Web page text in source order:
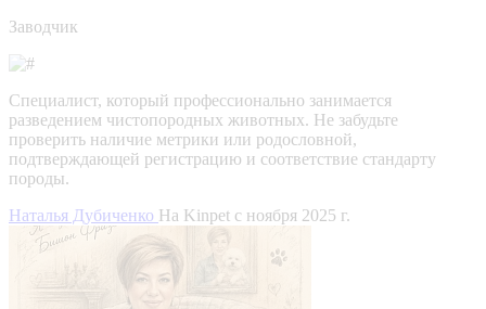
Заводчик
Специалист, который профессионально занимается
разведением чистопородных животных. Не забудьте
проверить наличие метрики или родословной,
подтверждающей регистрацию и соответствие стандарту
породы.
Наталья Дубиченко На Kinpet c ноября 2025 г.